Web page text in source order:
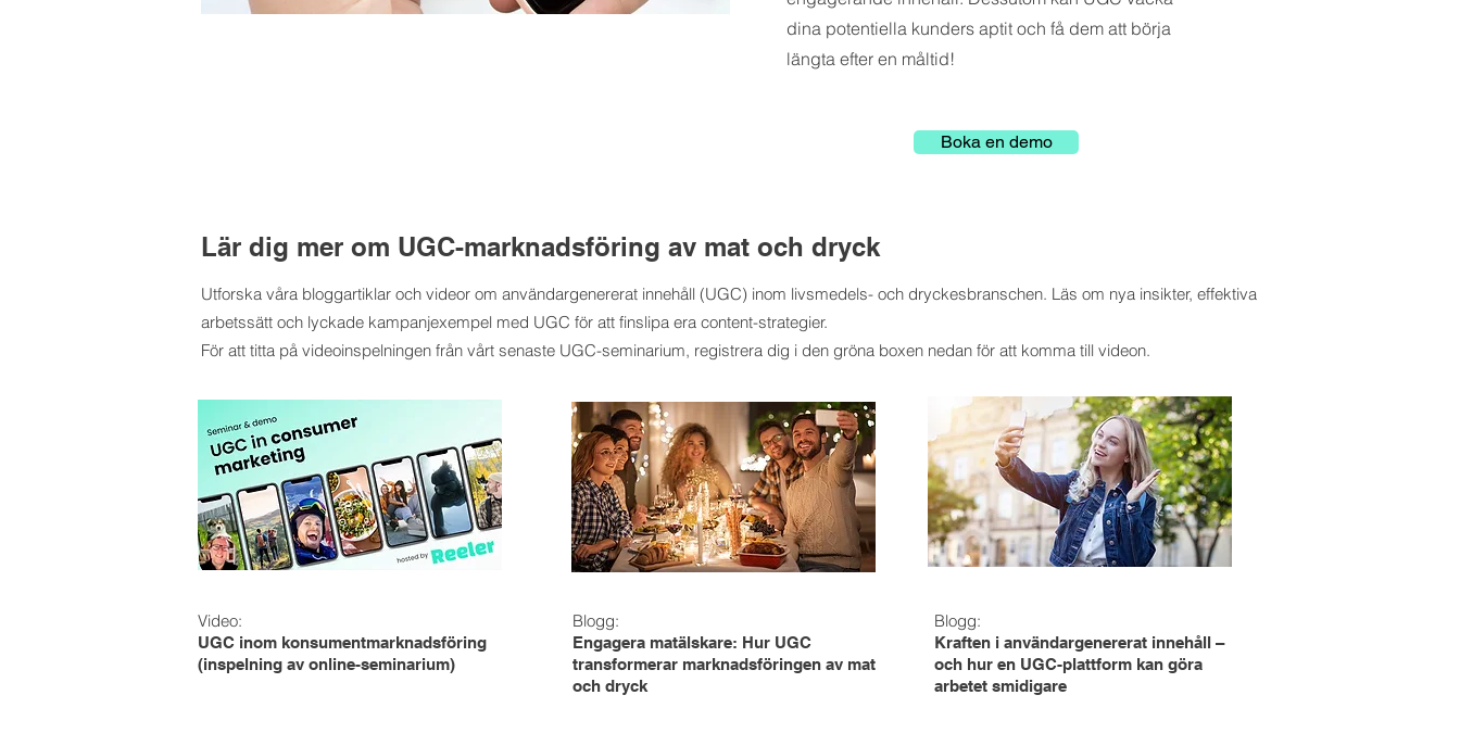
dina potentiella kunders aptit och få dem att börja
längta efter en måltid!
Boka en demo
Lär dig mer om UGC-marknadsföring av mat och dryck
Utforska våra bloggartiklar och videor om användargenererat innehåll (UGC) inom livsmedels- och dryckesbranschen. Läs om nya insikter, effektiva
arbetssätt och lyckade kampanjexempel med UGC för att finslipa era content-strategier.
För att titta på videoinspelningen från vårt senaste UGC-seminarium, registrera dig i den gröna boxen nedan för att komma till videon.
Video:
UGC inom konsumentmarknadsföring
(inspelning av online-seminarium)
Blogg:
Engagera matälskare: Hur UGC
transformerar marknadsföringen av mat
och dryck
Blogg:
Kraften i användargenererat innehåll –
och hur en UGC-plattform kan göra
arbetet smidigare